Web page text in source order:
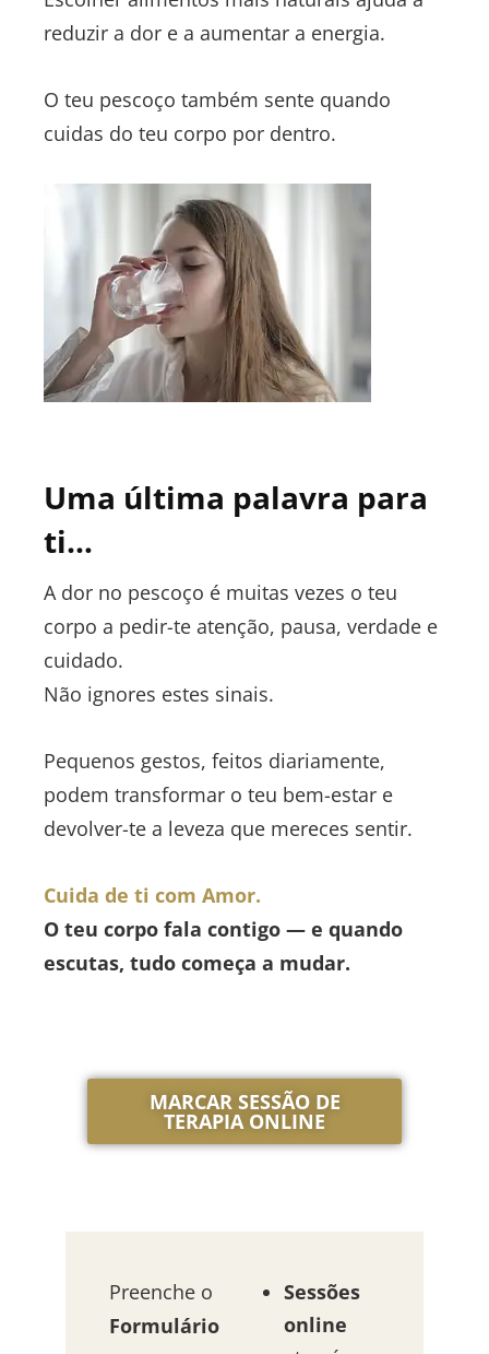
reduzir a dor e a aumentar a energia.
O teu pescoço também sente quando
cuidas do teu corpo por dentro.
Uma última palavra para
ti…
A dor no pescoço é muitas vezes o teu
corpo a pedir-te atenção, pausa, verdade e
cuidado.
Não ignores estes sinais.
Pequenos gestos, feitos diariamente,
podem transformar o teu bem-estar e
devolver-te a leveza que mereces sentir.
Cuida de ti com Amor.
O teu corpo fala contigo — e quando
escutas, tudo começa a mudar.
MARCAR SESSÃO DE
TERAPIA ONLINE
Preenche o
Formulário
Sessões
online